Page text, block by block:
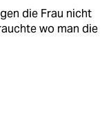
die Frau nicht
wo man die